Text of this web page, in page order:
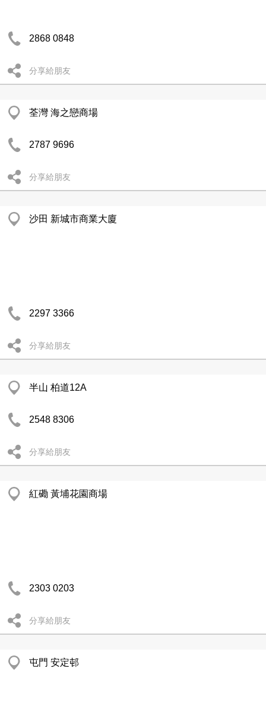
2868 0848
分享給朋友
荃灣 海之戀商場
2787 9696
分享給朋友
沙田 新城市商業大廈
2297 3366
分享給朋友
半山 柏道12A
2548 8306
分享給朋友
紅磡 黃埔花園商場
2303 0203
分享給朋友
屯門 安定邨